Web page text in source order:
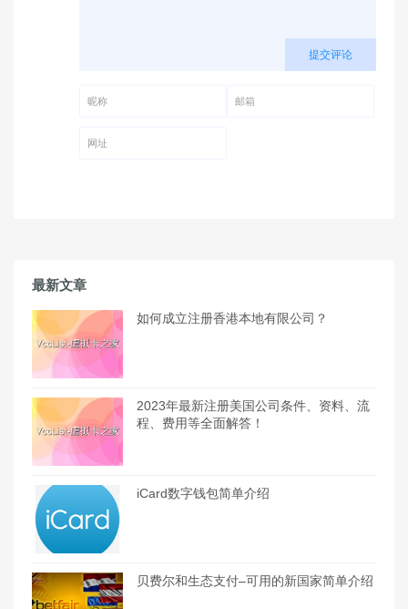
提交评论
最新文章
如何成立注册香港本地有限公司？
2023年最新注册美国公司条件、资料、流
程、费用等全面解答！
iCard数字钱包简单介绍
贝费尔和生态支付–可用的新国家简单介绍